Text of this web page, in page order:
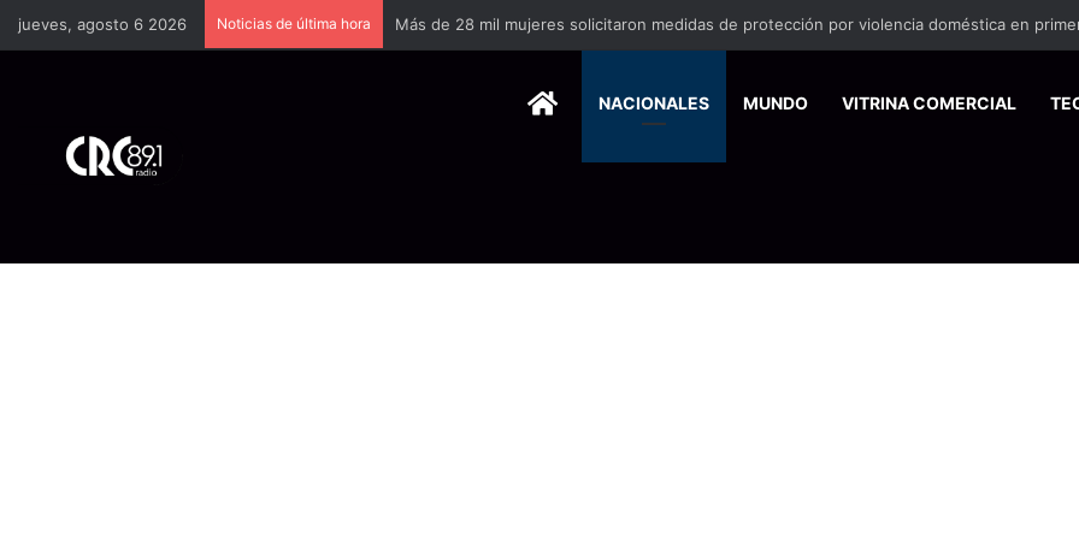
jueves, agosto 6 2026 Noticias de última hora Godzilla Minus Zero debutará en el Festival de Cine de Nueva York
HOMENACIONALES MUNDO VITRINA COMERCIAL